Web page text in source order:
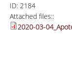
ID: 2184
Attached files::
2020-03-